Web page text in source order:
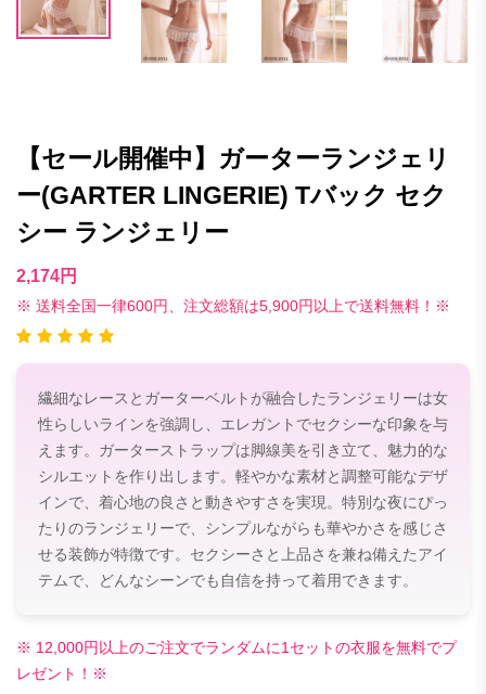
【セール開催中】ガーターランジェリ
ー(GARTER LINGERIE) Tバック セク
シー ランジェリー
2,174円
※ 送料全国一律600円、注文総額は5,900円以上で送料無料！※
繊細なレースとガーターベルトが融合したランジェリーは女
性らしいラインを強調し、エレガントでセクシーな印象を与
えます。ガーターストラップは脚線美を引き立て、魅力的な
シルエットを作り出します。軽やかな素材と調整可能なデザ
インで、着心地の良さと動きやすさを実現。特別な夜にぴっ
たりのランジェリーで、シンプルながらも華やかさを感じさ
せる装飾が特徴です。セクシーさと上品さを兼ね備えたアイ
テムで、どんなシーンでも自信を持って着用できます。
※ 12,000円以上のご注文でランダムに1セットの衣服を無料でプ
レゼント！※